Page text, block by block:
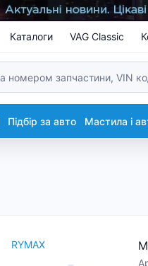
Каталоги VAG Classic
Підбір за авто Мастила і
RYMAX